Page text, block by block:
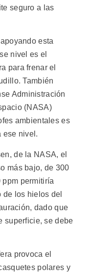
seguro a las
esta
nivel es el
para frenar el
También
Administración
(NASA)
ambientales es
ese nivel.
de la NASA, el
más bajo, de 300
permitiría
los hielos del
dado que
superficie, se debe
provoca el
polares y